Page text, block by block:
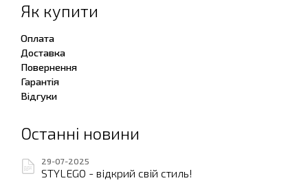
Як купити
Оплата
Доставка
Повернення
Гарантія
Відгуки
Останні новини
29-07-2025
STYLEGO - відкрий свій стиль!